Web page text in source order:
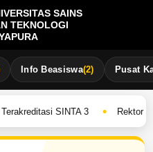
SAINS
TEKNOLOGI
Info Beasiswa(2) Pusat
SINTA 3 Rektor